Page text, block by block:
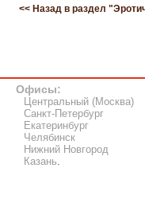
<< Назад в раздел "
Офисы:
Центральный (Москва)
Санкт-Петербург
Екатеринбург
Челябинск
Нижний Новгород
Казань.